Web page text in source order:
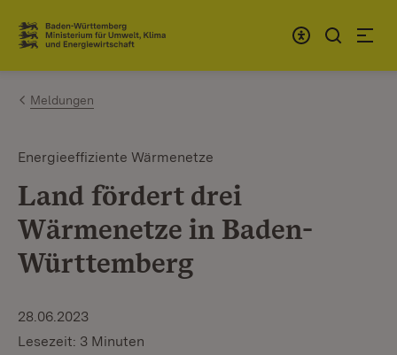
Zum Inhalt springen
Link zur Startseite
Meldungen
Energieeffiziente Wärmenetze
Land fördert drei
Wärmenetze in Baden-
Württemberg
28.06.2023
Lesezeit: 3 Minuten